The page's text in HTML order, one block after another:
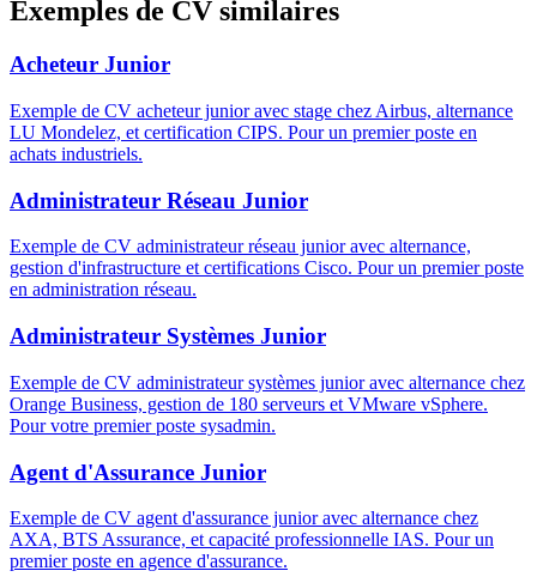
Exemples de CV similaires
Acheteur Junior
Exemple de CV acheteur junior avec stage chez Airbus, alternance
LU Mondelez, et certification CIPS. Pour un premier poste en
achats industriels.
Administrateur Réseau Junior
Exemple de CV administrateur réseau junior avec alternance,
gestion d'infrastructure et certifications Cisco. Pour un premier poste
en administration réseau.
Administrateur Systèmes Junior
Exemple de CV administrateur systèmes junior avec alternance chez
Orange Business, gestion de 180 serveurs et VMware vSphere.
Pour votre premier poste sysadmin.
Agent d'Assurance Junior
Exemple de CV agent d'assurance junior avec alternance chez
AXA, BTS Assurance, et capacité professionnelle IAS. Pour un
premier poste en agence d'assurance.